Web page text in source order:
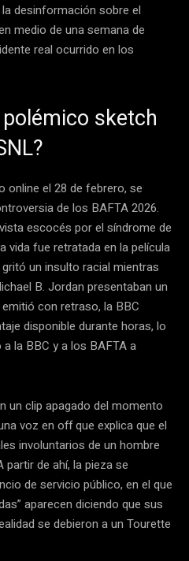
desinformación sobre el
medio de una semana de
real ocurrido en los
sketch
online el 28 de febrero, se
de los BAFTA 2026.
escocés por el síndrome de
vida fue retratada en la película
gritó un insulto racial mientras
B. Jordan presentaban un
con retraso, la BBC
disponible durante horas, lo
la BBC y a los BAFTA a
un clip apagado del momento
voz en off que explica que el
involuntarios de un hombre
partir de ahí, la pieza se
de servicio público, en el que
aparecen diciendo que sus
se debieron a un Tourette